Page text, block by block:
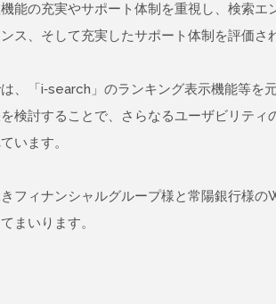
の充実やサポート体制を重視し、検索エ
ス、そして充実したサポート体制を評価さ
、「i-search」のランキング表示機能等を
検討することで、さらなるユーザビリティ
います。
フィナンシャルグループ様と常陽銀行様
まいります。